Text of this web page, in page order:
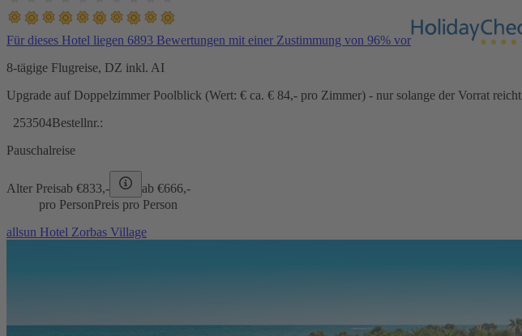
Für dieses Hotel liegen 6893 Bewertungen mit einer Zustimmung von 96% vor
8-tägige Flugreise, DZ inkl. AI
Upgrade auf Doppelzimmer Poolblick (Wert: € ca. € 84,- pro Zimmer) - nur solange der Vorrat reicht
253504Bestellnr.:
Pauschalreise
Alter Preisab €833,- ab €666,-
pro PersonPreis pro Person
allsun Hotel Zorbas Village